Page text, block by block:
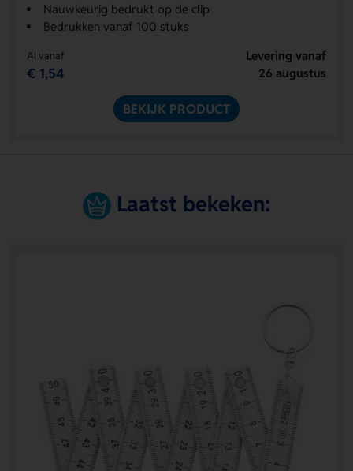
Nauwkeurig bedrukt op de clip
Bedrukken vanaf 100 stuks
Al vanaf
€ 1,54
Levering vanaf
26 augustus
BEKIJK PRODUCT
Laatst bekeken: